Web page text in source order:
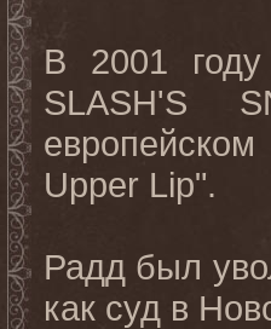
В 2001 году
SLASH'S
европейском
Upper Lip".
Радд был
как суд в